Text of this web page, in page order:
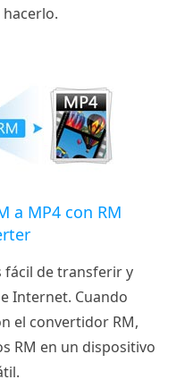
a MP4 con RM
fácil de transferir y
Internet. Cuando
el convertidor RM,
RM en un dispositivo